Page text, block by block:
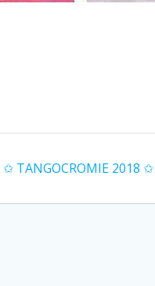
Articolo
✩ TANGOCROMIE 2018